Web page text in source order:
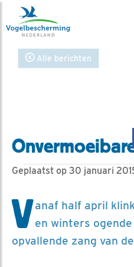
Alle berichten
Geplaatst op 30 januari
Vanaf half april
en winters
opvallende zang van de